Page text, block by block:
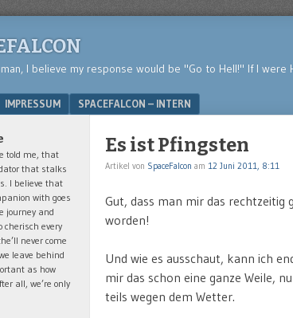
I believe my response would be "Go to Hell!" If I were
IMPRESSUM SPACEFALCON – INTERN
Es ist Pfingsten
Artikel von SpaceFalcon am 12 Juni 2011, 8:11
Gut, dass man mir das
worden!
Und wie es ausschaut, kann ich
mir das schon eine ganze Weile,
teils wegen dem Wetter.
told me, that
that stalks
I believe that
with goes
journey and
cherisch every
never come
leave behind
as how
all, we’re only